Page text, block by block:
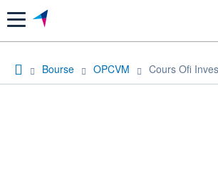
Menu
Bourse OPCVM Cours Ofi